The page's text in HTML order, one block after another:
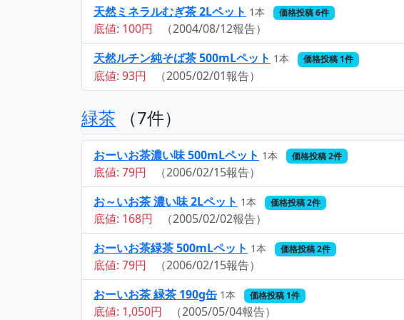
天然ミネラルむぎ茶 2Lペット 1本 価格投稿 6件
底値: 100円
（2004/08/12報告）
天然ルチン純そば茶 500mLペット 1本 価格投稿 1件
底値: 93円 （2005/02/01報告）
緑茶 （7件）
おーいお茶濃い味 500mLペット 1本 価格投稿 2件
底値: 79円
（2006/02/15報告）
お～いお茶 濃い味 2Lペット 1本 価格投稿 2件
底値: 168円
（2005/02/02報告）
おーいお茶緑茶 500mLペット 1本 価格投稿 2件
底値: 79円
（2006/02/15報告）
おーいお茶 緑茶 190g缶 1本 価格投稿 1件
底値: 1,050円
（2005/05/04報告）